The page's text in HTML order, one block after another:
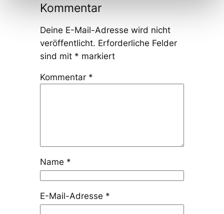
Kommentar
Deine E-Mail-Adresse wird nicht
veröffentlicht. Erforderliche Felder
sind mit * markiert
Kommentar *
Name *
E-Mail-Adresse *